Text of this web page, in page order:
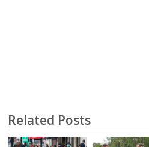
Related Posts